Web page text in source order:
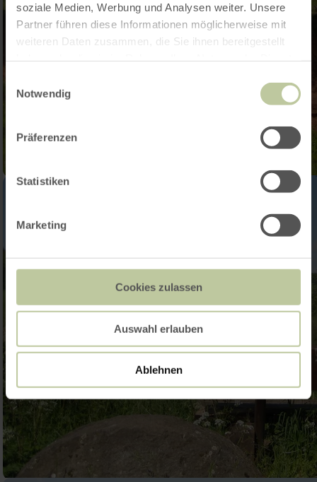
soziale Medien, Werbung und Analysen weiter. Unsere
Partner führen diese Informationen möglicherweise mit
weiteren Daten zusammen, die Sie ihnen bereitgestellt
Notwendig
Präferenzen
Statistiken
Marketing
Cookies zulassen
Auswahl erlauben
Ablehnen